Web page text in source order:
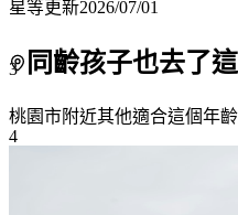
3
4
星等更新2026/07/01
同齡孩子也去了
桃園市附近其他適合這個年